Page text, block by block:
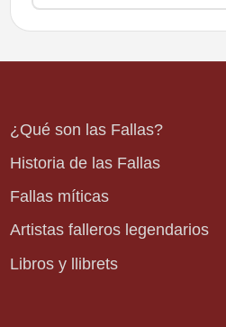
¿Qué son las Fallas?
Historia de las Fallas
Fallas míticas
Artistas falleros legendarios
Libros y llibrets